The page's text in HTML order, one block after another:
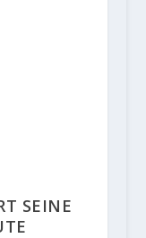
SEINE